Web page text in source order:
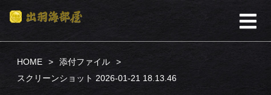
HOME
添付ファイル
スクリーンショット 2026-01-21 18.13.46